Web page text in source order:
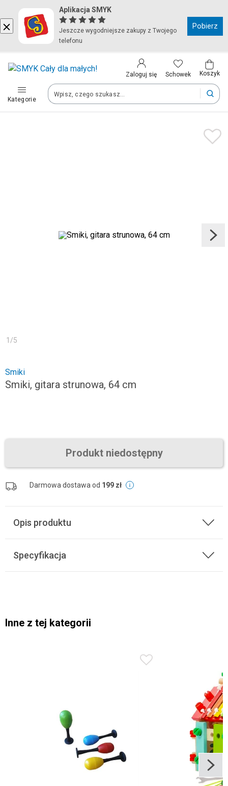
Aplikacja SMYK
Jeszcze wygodniejsze zakupy z Twojego
telefonu
Pobierz
Zaloguj się Schowek Koszyk
Kategorie
Kraj i język
Polska (Poland)
Twoje zamówienia dostarczymy na teren wybranego kraju.
1 /5
Smiki
Smiki, gitara strunowa, 64 cm
Produkt niedostępny
Darmowa dostawa od 199 zł
Opis produktu
Specyfikacja
Inne z tej kategorii